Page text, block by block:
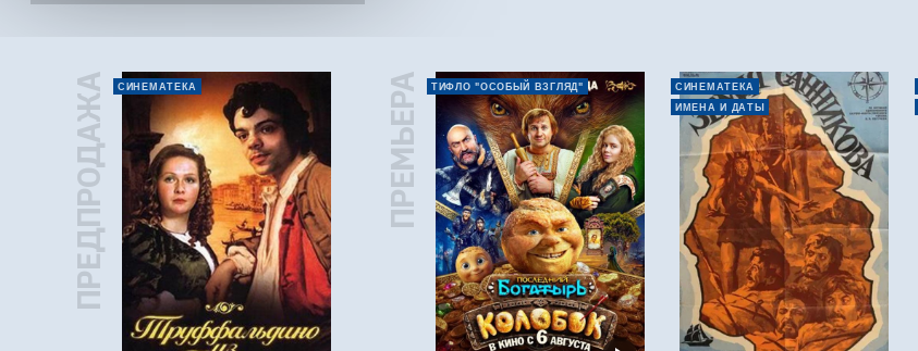
ПРЕДПРОДАЖА СИНЕМАТЕКА ПРЕМЬЕРА ТИФЛО "ОСОБЫЙ ВЗГЛЯД"
СИНЕМАТЕКА
ИМЕНА И ДАТЫ